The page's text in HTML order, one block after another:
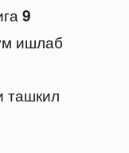
9
ишлаб
ташкил